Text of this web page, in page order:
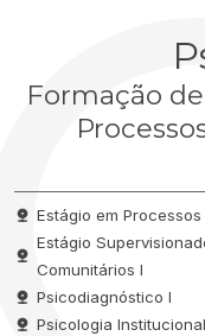
Formação
Estágio em
Estágio
Comunitários I
Psicodiagnóstico I
Psicologia